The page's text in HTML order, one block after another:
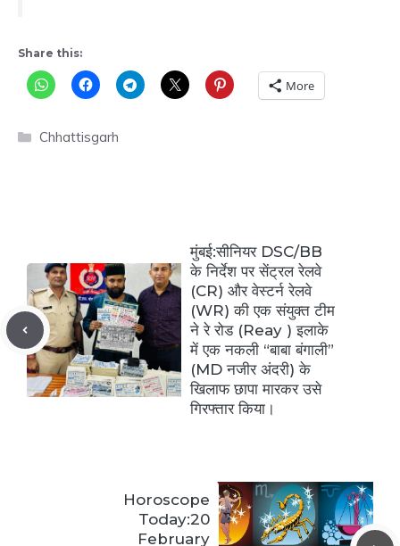
Share this:
More
Categories
Chhattisgarh
मुंबई:सीनियर DSC/BB
के निर्देश पर सेंट्रल रेलवे
(CR) और वेस्टर्न रेलवे
(WR) की एक संयुक्त टीम
ने रे रोड (Reay ) इलाके
में एक नकली “बाबा बंगाली”
(MD नजीर अंदरी) के
खिलाफ छापा मारकर उसे
गिरफ्तार किया।
Horoscope
Today:20
February